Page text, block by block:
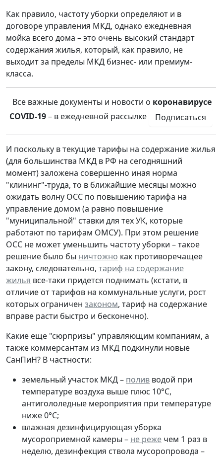
Как правило, частоту уборки определяют и в
договоре управления МКД, однако ежедневная
мойка всего дома – это очень высокий стандарт
содержания жилья, который, как правило, не
выходит за пределы МКД бизнес- или премиум-
класса.
Все важные документы и новости о коронавирусе
COVID-19– в ежедневной рассылке Подписаться
И поскольку в текущие тарифы на содержание жилья
(для большинства МКД в РФ на сегодняшний
момент) заложена совершенно иная норма
"клининг"-труда, то в ближайшие месяцы можно
ожидать волну ОСС по повышению тарифа на
управление домом (а равно повышение
"муниципальной" ставки для тех УК, которые
работают по тарифам ОМСУ). При этом решение
ОСС не может уменьшить частоту уборки – такое
решение было бы ничтожно как противоречащее
закону, следовательно, тариф на содержание
жилья все-таки придется поднимать (кстати, в
отличие от тарифов на коммунальные услуги, рост
которых ограничен законом, тариф на содержание
вправе расти быстро и бесконечно).
Какие еще "сюрпризы" управляющим компаниям, а
также коммерсантам из МКД подкинули новые
СанПиН? В частности:
земельный участок МКД – полив водой при
температуре воздуха выше плюс 10°С,
антигололедные мероприятия при температуре
ниже 0°С;
влажная дезинфицирующая уборка
мусороприемной камеры – не реже чем 1 раз в
неделю, дезинфекция ствола мусоропровода –